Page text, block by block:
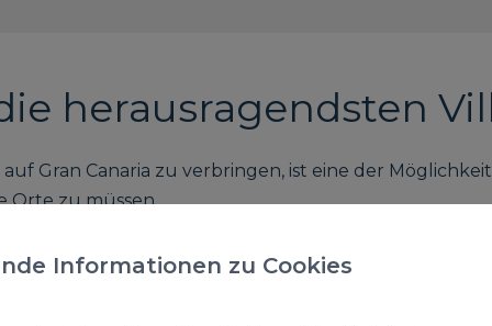
herausragendsten
Gran Canaria zu verbringen, ist eine der
Orte zu müssen.
Du willst die Privatsphäre und den Komfort
kümmern zu müssen, die sich um die Pools
Informationen zu Cookies